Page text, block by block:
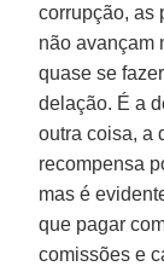
corrupção, as
não avançam
quase se
delação. É a
outra coisa, a
recompensa
mas é
que pagar
comissões e